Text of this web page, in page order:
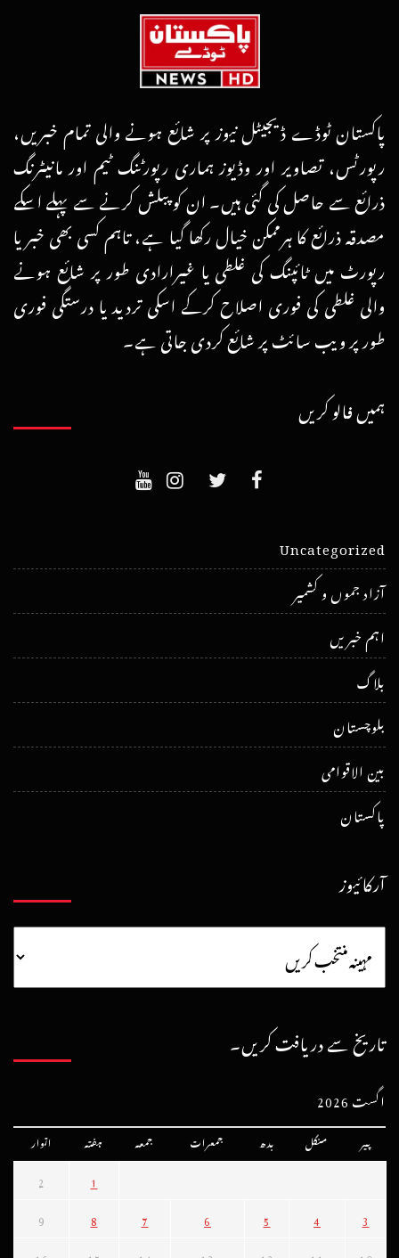
پاکستان ٹوڈے ڈیجیٹل نیوز پر شائع ہونے والی تمام خبریں،
رپورٹس، تصاویر اور وڈیوز ہماری رپورٹنگ ٹیم اور مانیٹرنگ
ذرائع سے حاصل کی گئی ہیں۔ ان کو پبلش کرنے سے پہلے اسکے
مصدقہ ذرائع کا ہرممکن خیال رکھا گیا ہے، تاہم کسی بھی خبر یا
رپورٹ میں ٹائپنگ کی غلطی یا غیرارادی طور پر شائع ہونے
والی غلطی کی فوری اصلاح کرکے اسکی تردید یا درستگی فوری
طور پر ویب سائٹ پر شائع کردی جاتی ہے۔
ہمیں فالو کریں
Uncategorized
آزاد جموں و کشمیر
اہم خبریں
بلاگ
بلوچستان
بین الاقوامی
پاکستان
آرکائیوز
تاریخ سے دریافت کریں۔
اگست 2026
پیر منگل بدھ جمعرات جمعہ ہفتہ اتوار
1
2
3
4
5
6
7
8
9